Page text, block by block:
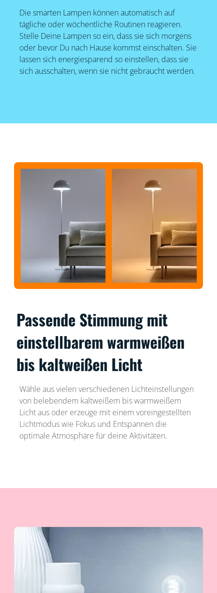
Die smarten Lampen können automatisch auf
tägliche oder wöchentliche Routinen reagieren.
Stelle Deine Lampen so ein, dass sie sich morgens
oder bevor Du nach Hause kommst einschalten. Sie
lassen sich energiesparend so einstellen, dass sie
sich ausschalten, wenn sie nicht gebraucht werden.
Passende Stimmung mit
einstellbarem warmweißen
bis kaltweißen Licht
Wähle aus vielen verschiedenen Lichteinstellungen
von belebendem kaltweißem bis warmweißem
Licht aus oder erzeuge mit einem voreingestellten
Lichtmodus wie Fokus und Entspannen die
optimale Atmosphäre für deine Aktivitäten.